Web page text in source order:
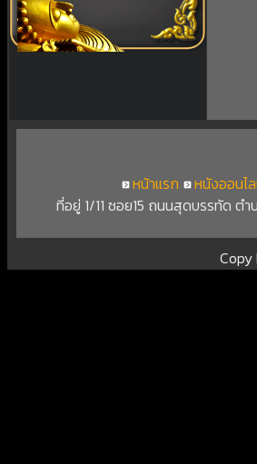
หน้าแรก หนังออนไ
ที่อยู่ 1/11 ซอย15 ถนนสุดบรรทัด ต